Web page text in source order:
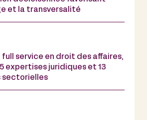
et la transversalité
full service en droit des affaires,
expertises juridiques et 13
sectorielles